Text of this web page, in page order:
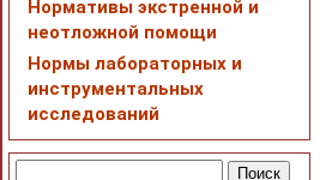
Нормативы экстренной и
неотложной помощи
Нормы лабораторных и
инструментальных
исследований